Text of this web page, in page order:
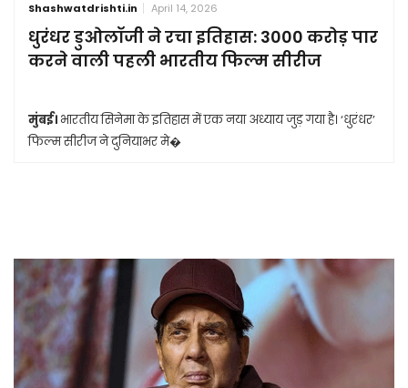
Shashwatdrishti.in April 14, 2026
धुरंधर डुओलॉजी ने रचा इतिहास: 3000 करोड़ पार
करने वाली पहली भारतीय फिल्म सीरीज
मुंबई। भारतीय सिनेमा के इतिहास में एक नया अध्याय जुड़ गया है। ‘धुरंधर’
फिल्म सीरीज ने दुनियाभर मे�